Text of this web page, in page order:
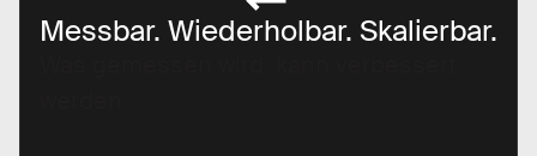
Messbar. Wiederholbar. Skalierbar.